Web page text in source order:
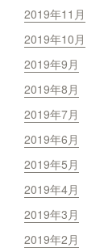
2019年11月
2019年10月
2019年9月
2019年8月
2019年7月
2019年6月
2019年5月
2019年4月
2019年3月
2019年2月